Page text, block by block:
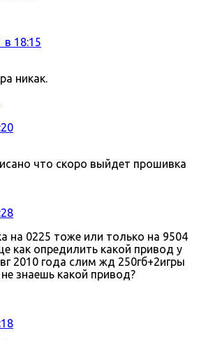
в 18:15
никак.
что скоро выйдет прошивка
на 0225 тоже или только на 9504
как опредилить какой привод у
2010 года слим жд 250гб+2игры
знаешь какой привод?